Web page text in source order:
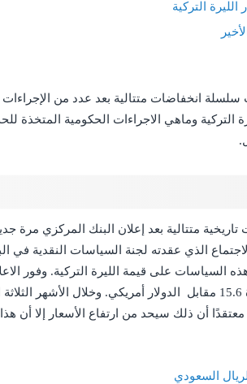
التركية
انخفاضات متتالية بعد عدد من الإجراءات
التركية وماهي الاجراءات الحكومية المتخذة للحد
تاريخية متتالية بعد إعلان البنك المركزي
1% ليصل إلى 14% بعد الاجتماع الذي عقدته لجنة السياسات
السياسات على قيمة الليرة التركية. وفور
لمستوى متدني جديد إذ بلغ سعر الليرة 15.6 مقابل الدولار أمريكي. وخلال
أن ذلك سيحد من ارتفاع الأسعار إلا أن
السعودي